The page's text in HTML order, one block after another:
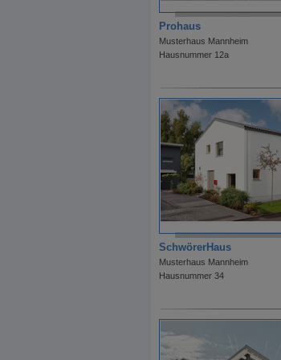
Prohaus
Musterhaus Mannheim
Hausnummer 12a
SchwörerHaus
Musterhaus Mannheim
Hausnummer 34